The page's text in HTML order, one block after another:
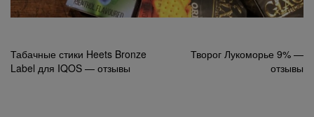
Навигация
по
Табачные стики Heets Bronze
Label для IQOS — отзывы
Творог Лукоморье 9% —
отзывы